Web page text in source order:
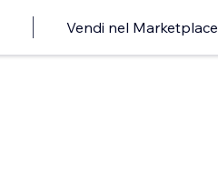
Vendi nel Marketplace